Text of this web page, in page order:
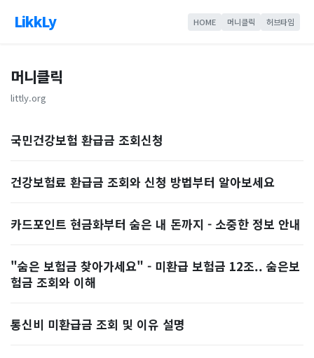
LikkLy HOME 머니클릭 허브타임
머니클릭
littly.org
국민건강보험 환급금 조회신청
건강보험료 환급금 조회와 신청 방법부터 알아보세요
카드포인트 현금화부터 숨은 내 돈까지 - 소중한 정보 안내
"숨은 보험금 찾아가세요" - 미환급 보험금 12조.. 숨은보
험금 조회와 이해
통신비 미환급금 조회 및 이유 설명